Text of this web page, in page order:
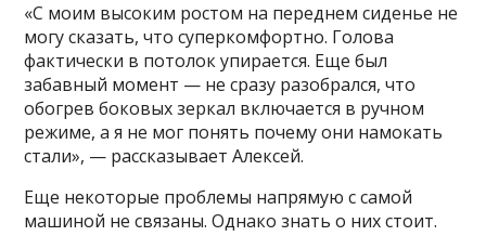
«С моим высоким ростом на переднем сиденье не
могу сказать, что суперкомфортно. Голова
фактически в потолок упирается. Еще был
забавный момент — не сразу разобрался, что
обогрев боковых зеркал включается в ручном
режиме, а я не мог понять почему они намокать
стали», — рассказывает Алексей.
Еще некоторые проблемы напрямую с самой
машиной не связаны. Однако знать о них стоит.